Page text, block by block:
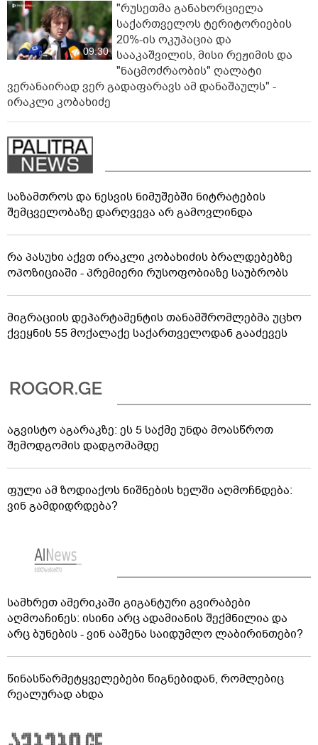
09:30
"რუსეთმა განახორციელა
საქართველოს ტერიტორიების
20%-ის ოკუპაცია და
სააკაშვილის, მისი რეჟიმის და
"ნაცმოძრაობის" ღალატი
ვერანაირად ვერ გადაფარავს ამ დანაშაულს" -
ირაკლი კობახიძე
საზამთროს და ნესვის ნიმუშებში ნიტრატების
შემცველობაზე დარღვევა არ გამოვლინდა
რა პასუხი აქვთ ირაკლი კობახიძის ბრალდებებზე
ოპოზიციაში - პრემიერი რუსოფობიაზე საუბრობს
მიგრაციის დეპარტამენტის თანამშრომლებმა უცხო
ქვეყნის 55 მოქალაქე საქართველოდან გააძევეს
აგვისტო აგარაკზე: ეს 5 საქმე უნდა მოასწროთ
შემოდგომის დადგომამდე
ფული ამ ზოდიაქოს ნიშნების ხელში აღმოჩნდება:
ვინ გამდიდრდება?
სამხრეთ ამერიკაში გიგანტური გვირაბები
აღმოაჩინეს: ისინი არც ადამიანის შექმნილია და
არც ბუნების - ვინ ააშენა საიდუმლო ლაბირინთები?
წინასწარმეტყველებები წიგნებიდან, რომლებიც
რეალურად ახდა